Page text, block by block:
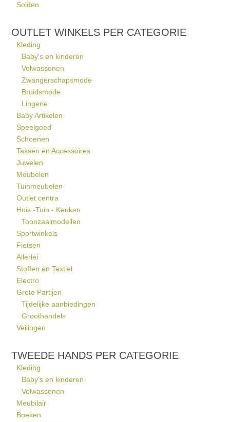
Solden
OUTLET WINKELS PER CATEGORIE
Kleding
Baby's en kinderen
Volwassenen
Zwangerschapsmode
Bruidsmode
Lingerie
Baby Artikelen
Speelgoed
Schoenen
Tassen en Accessoires
Juwelen
Meubelen
Tuinmeubelen
Outlet centra
Huis -Tuin - Keuken
Toonzaalmodellen
Sportwinkels
Fietsen
Allerlei
Stoffen en Textiel
Electro
Grote Partijen
Tijdelijke aanbiedingen
Groothandels
Veilingen
TWEEDE HANDS PER CATEGORIE
Kleding
Baby's en kinderen
Volwassenen
Meubilair
Boeken